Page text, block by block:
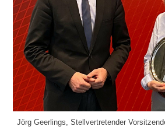
Jörg Ge­er­lings, Stell­ver­tre­ten­der